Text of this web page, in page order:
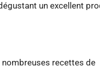
un excellent
nombreuses recettes de